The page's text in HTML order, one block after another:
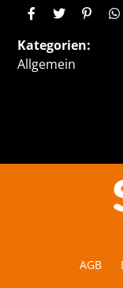
Kategorien:
Allgemein
AGB